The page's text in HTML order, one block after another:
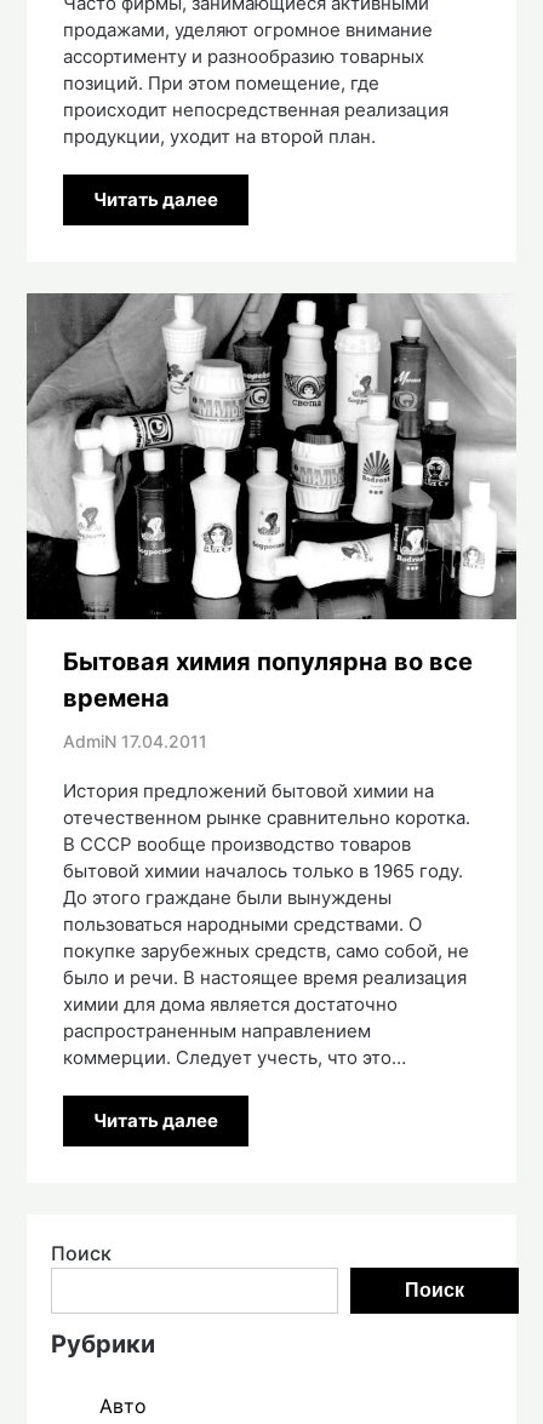
продажами, уделяют огромное внимание
ассортименту и разнообразию товарных
позиций. При этом помещение, где
происходит непосредственная реализация
продукции, уходит на второй план.
Читать далее
Бытовая химия популярна во все
времена
AdmiN 17.04.2011
История предложений бытовой химии на
отечественном рынке сравнительно коротка.
В СССР вообще производство товаров
бытовой химии началось только в 1965 году.
До этого граждане были вынуждены
пользоваться народными средствами. О
покупке зарубежных средств, само собой, не
было и речи. В настоящее время реализация
химии для дома является достаточно
распространенным направлением
коммерции. Следует учесть, что это…
Читать далее
Поиск
Поиск
Рубрики
Авто